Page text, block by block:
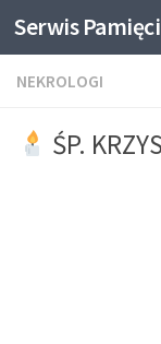
Skip to content
Serwis
NEKROLOGI
ŚP.